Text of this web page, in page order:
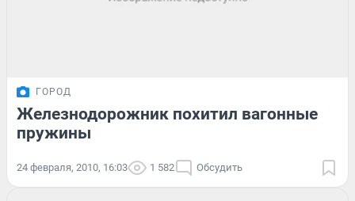
ГОРОД
Железнодорожник похитил вагонные
пружины
24 февраля, 2010, 16:03 1 582 Обсудить